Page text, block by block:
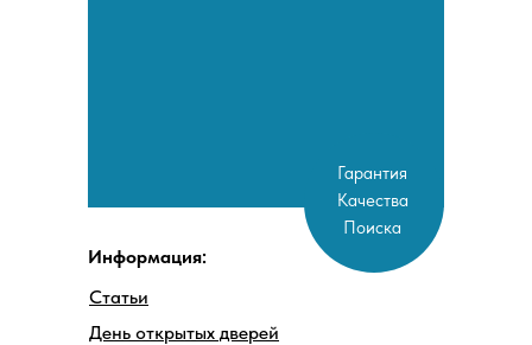
Гарантия
Качества
Поиска
Информация:
Статьи
День открытых дверей